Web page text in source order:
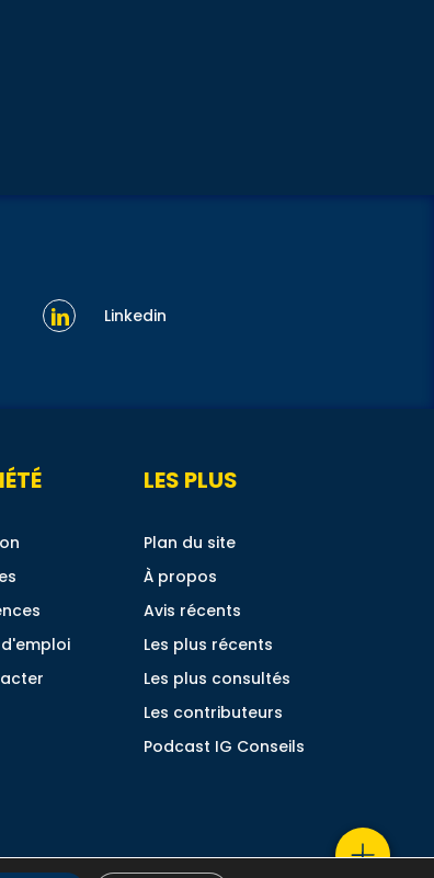
Linkedin
LES PLUS
Plan du site
À propos
Avis récents
Les plus récents
Les plus consultés
Les contributeurs
Podcast IG Conseils